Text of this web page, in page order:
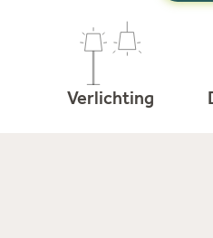
Verlichting